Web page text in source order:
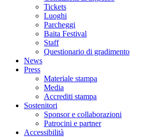
Tickets
Luoghi
Parcheggi
Baita Festival
Staff
Questionario di gradimento
News
Press
Materiale stampa
Media
Accrediti stampa
Sostenitori
Sponsor e collaborazioni
Patrocini e partner
Accessibilità